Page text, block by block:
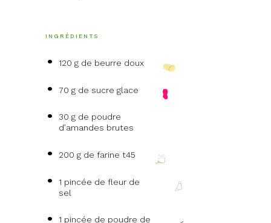
INGRÉDIENTS
120 g de beurre doux
70 g de sucre glace
30 g de poudre
d’amandes brutes
200 g de farine t45
1 pincée de fleur de
sel
1 pincée de poudre de